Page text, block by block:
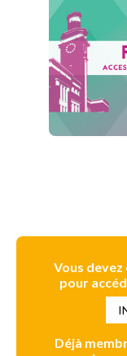
Vous
pour
Déjà